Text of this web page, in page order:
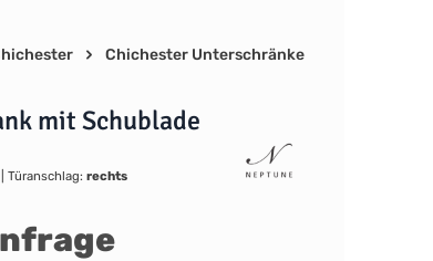
Chichester Unterschränke
mit Schublade
Türanschlag: rechts